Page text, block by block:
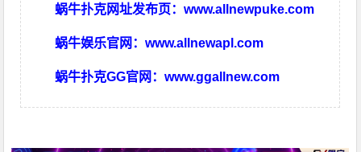
蜗牛扑克网址发布页：www.allnewpuke.com
蜗牛娱乐官网：www.allnewapl.com
蜗牛扑克GG官网：www.ggallnew.com